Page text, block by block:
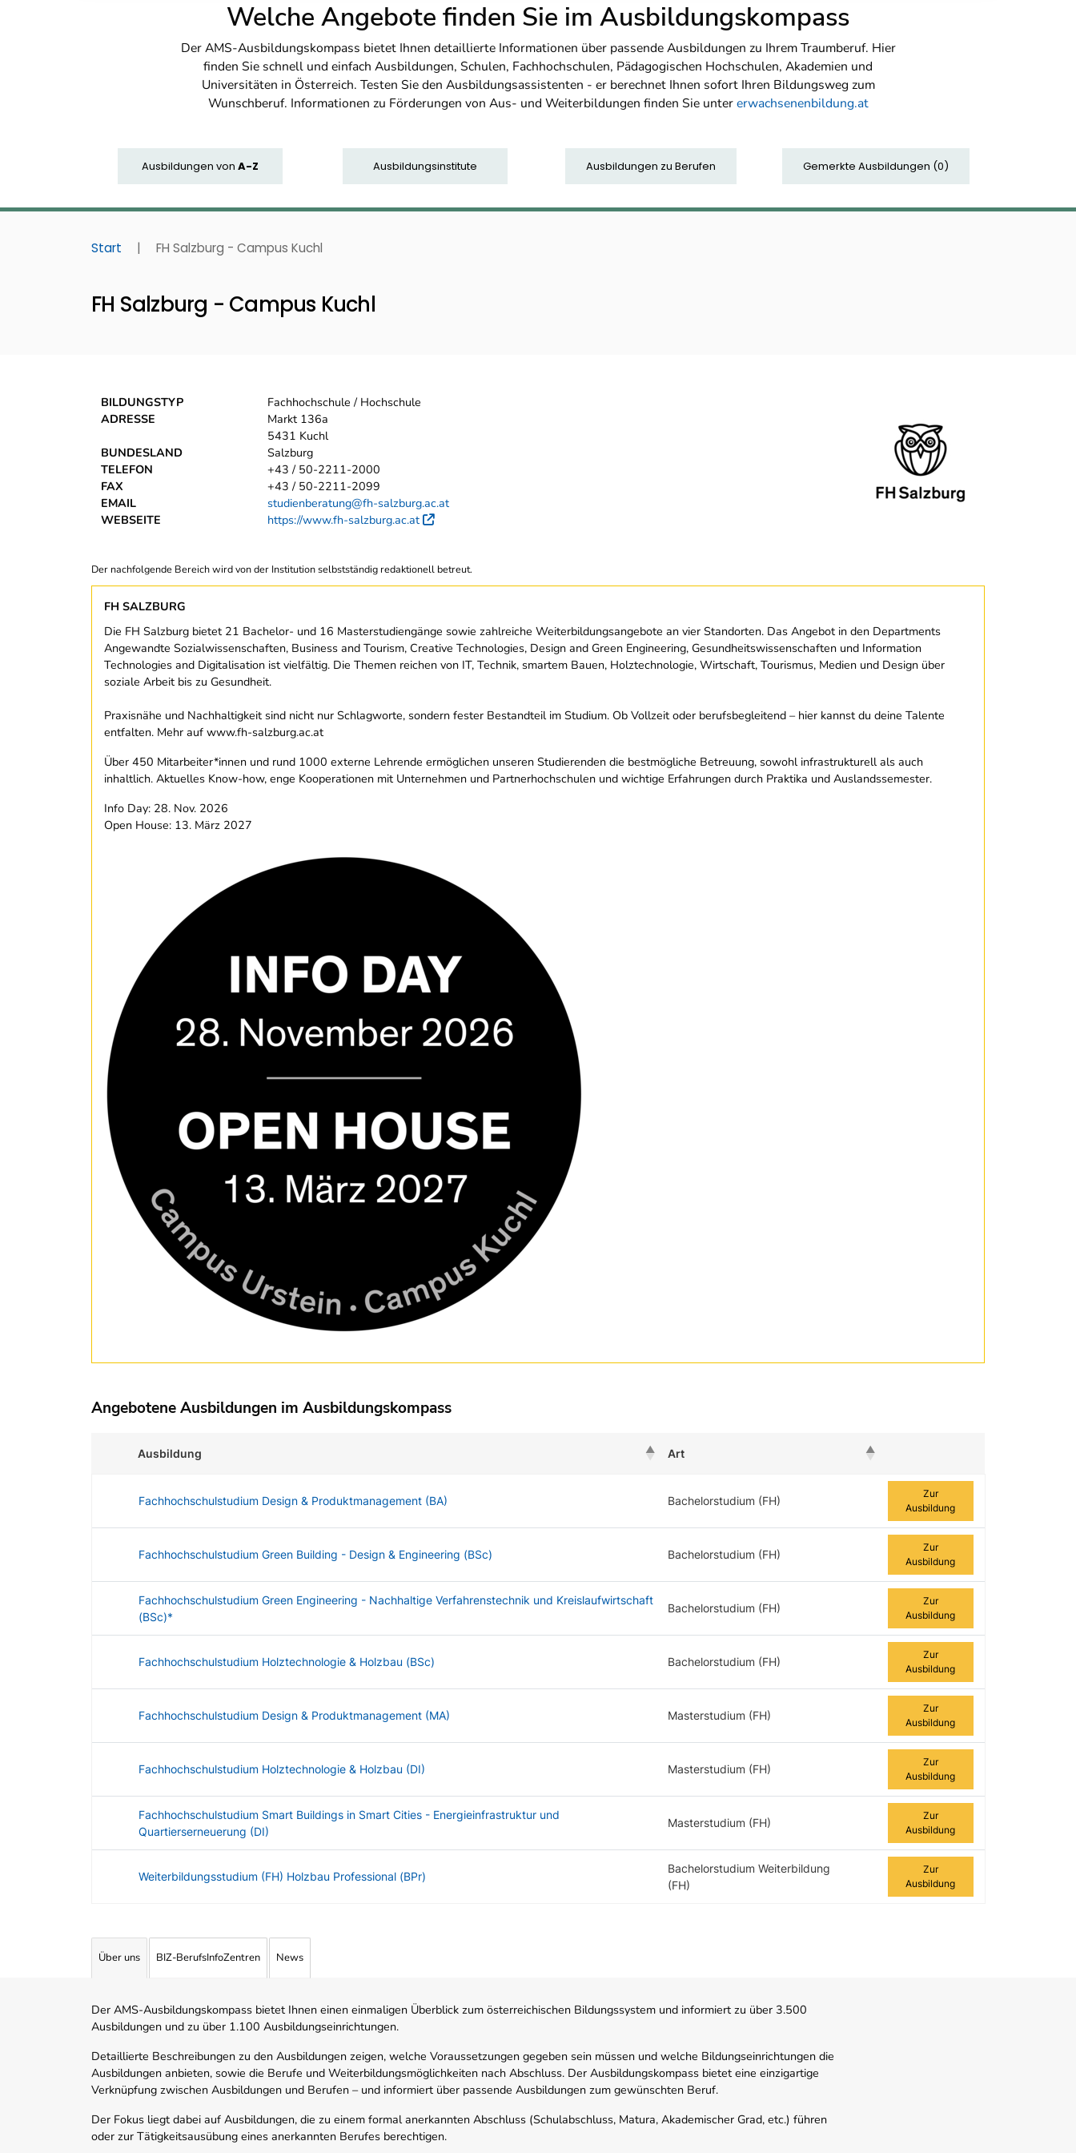
Welche Angebote finden Sie im Ausbildungskompass
Der AMS-Ausbildungskompass bietet Ihnen detaillierte Informationen über passende Ausbildungen zu Ihrem Traumberuf. Hier
finden Sie schnell und einfach Ausbildungen, Schulen, Fachhochschulen, Pädagogischen Hochschulen, Akademien und
Universitäten in Österreich. Testen Sie den Ausbildungsassistenten - er berechnet Ihnen sofort Ihren Bildungsweg zum
Wunschberuf. Informationen zu Förderungen von Aus- und Weiterbildungen finden Sie untererwachsenenbildung.at
Ausbildungen von A-Z Ausbildungsinstitute Ausbildungen zu Berufen Gemerkte Ausbildungen (0)
Start | FH Salzburg - Campus Kuchl
FH Salzburg - Campus Kuchl
BILDUNGSTYP
Fachhochschule / Hochschule
ADRESSE
Markt 136a
5431 Kuchl
BUNDESLAND
Salzburg
TELEFON
+43 / 50-2211-2000
FAX
+43 / 50-2211-2099
EMAIL
studienberatung@fh-salzburg.ac.at
WEBSEITE
https://www.fh-salzburg.ac.at Externer Link
Der nachfolgende Bereich wird von der Institution selbstständig redaktionell betreut.
FH SALZBURG
Die FH Salzburg bietet 21 Bachelor- und 16 Masterstudiengänge sowie zahlreiche Weiterbildungsangebote an vier Standorten. Das Angebot in den Departments
Angewandte Sozialwissenschaften, Business and Tourism, Creative Technologies, Design and Green Engineering, Gesundheitswissenschaften und Information
Technologies and Digitalisation ist vielfältig. Die Themen reichen von IT, Technik, smartem Bauen, Holztechnologie, Wirtschaft, Tourismus, Medien und Design über
soziale Arbeit bis zu Gesundheit.
Praxisnähe und Nachhaltigkeit sind nicht nur Schlagworte, sondern fester Bestandteil im Studium. Ob Vollzeit oder berufsbegleitend – hier kannst du deine Talente
entfalten. Mehr auf www.fh-salzburg.ac.at
Über 450 Mitarbeiter*innen und rund 1000 externe Lehrende ermöglichen unseren Studierenden die bestmögliche Betreuung, sowohl infrastrukturell als auch
inhaltlich. Aktuelles Know-how, enge Kooperationen mit Unternehmen und Partnerhochschulen und wichtige Erfahrungen durch Praktika und Auslandssemester.
Info Day: 28. Nov. 2026
Open House: 13. März 2027
Angebotene Ausbildungen im Ausbildungskompass
Ausbildung Art
Fachhochschulstudium Design & Produktmanagement (BA) Bachelorstudium (FH)
Zur
Ausbildung
Fachhochschulstudium Green Building - Design & Engineering (BSc) Bachelorstudium (FH)
Zur
Ausbildung
Fachhochschulstudium Green Engineering - Nachhaltige Verfahrenstechnik und Kreislaufwirtschaft
(BSc)*
Bachelorstudium (FH)
Zur
Ausbildung
Fachhochschulstudium Holztechnologie & Holzbau (BSc) Bachelorstudium (FH)
Zur
Ausbildung
Fachhochschulstudium Design & Produktmanagement (MA) Masterstudium (FH)
Zur
Ausbildung
Fachhochschulstudium Holztechnologie & Holzbau (DI) Masterstudium (FH)
Zur
Ausbildung
Fachhochschulstudium Smart Buildings in Smart Cities - Energieinfrastruktur und
Quartierserneuerung (DI)
Masterstudium (FH)
Zur
Ausbildung
Weiterbildungsstudium (FH) Holzbau Professional (BPr)
Bachelorstudium Weiterbildung
(FH)
Zur
Ausbildung
Über uns BIZ-BerufsInfoZentren News
Der AMS-Ausbildungskompass bietet Ihnen einen einmaligen Überblick zum österreichischen Bildungssystem und informiert zu über 3.500
Ausbildungen und zu über 1.100 Ausbildungseinrichtungen.
Detaillierte Beschreibungen zu den Ausbildungen zeigen, welche Voraussetzungen gegeben sein müssen und welche Bildungseinrichtungen die
Ausbildungen anbieten, sowie die Berufe und Weiterbildungsmöglichkeiten nach Abschluss. Der Ausbildungskompass bietet eine einzigartige
Verknüpfung zwischen Ausbildungen und Berufen – und informiert über passende Ausbildungen zum gewünschten Beruf.
Der Fokus liegt dabei auf Ausbildungen, die zu einem formal anerkannten Abschluss (Schulabschluss, Matura, Akademischer Grad, etc.) führen
oder zur Tätigkeitsausübung eines anerkannten Berufes berechtigen.